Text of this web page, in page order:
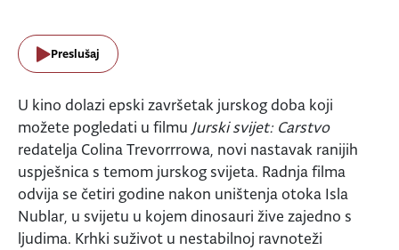
Preslušaj
U kino dolazi epski završetak jurskog doba koji
možete pogledati u filmu Jurski svijet: Carstvo
redatelja Colina Trevorrrowa, novi nastavak ranijih
uspješnica s temom jurskog svijeta. Radnja filma
odvija se četiri godine nakon uništenja otoka Isla
Nublar, u svijetu u kojem dinosauri žive zajedno s
ljudima. Krhki suživot u nestabilnoj ravnoteži